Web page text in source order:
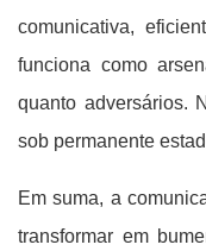
comunicativa,
funciona como
quanto adversários.
sob permanente
Em suma, a
transformar em